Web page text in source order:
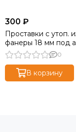
300 ₽
Проставки с утоп.
фанеры 18 мм под
20 см
0
В корзину